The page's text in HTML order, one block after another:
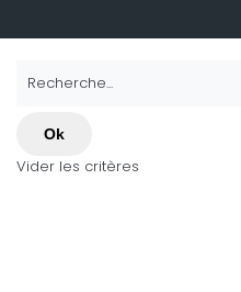
Recherche...
Ok
Vider les critères